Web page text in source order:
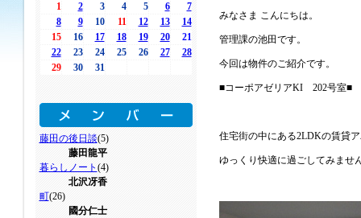
1
2 3 4 5 6
7
8
9 10 11 12 13
14
15
16 17 18 19 20
21
22
23 24 25 26 27
28
29
30 31
藤田の後日談(5)
藤田龍平
暮らしノート (4)
北沢冴香
町(26)
國分仁士
みなさま こんにちは。
管理課の池田です。
今回は物件のご紹介です。
■コーポアゼリアKI 202号室■
住宅街の中にある2LDKの賃貸
ゆっくり快適に過ごしてみませ